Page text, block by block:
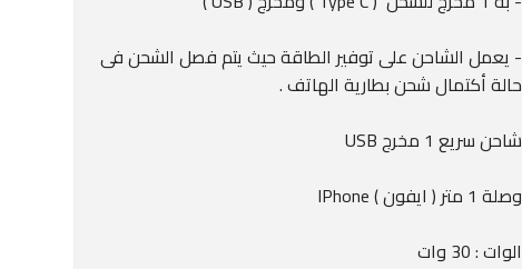
- يعمل الشاحن على توفير الطاقة حيث يتم فصل الشحن فى
حالة أكتمال شحن بطارية الهاتف .
شاحن سريع 1 مخرج USB
وصلة 1 متر ( ايفون ) IPhone
الوات : 30 وات